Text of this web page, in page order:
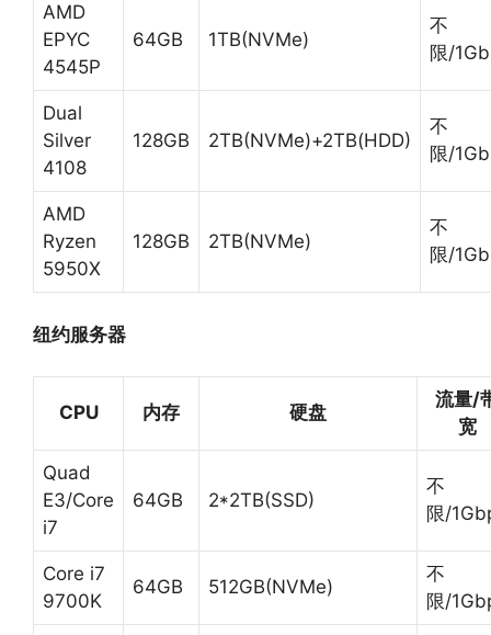
AMD
EPYC
4545P
64GB 1TB(NVMe)
不
限/
Dual
Silver
4108
128GB 2TB(NVMe)+2TB(HDD)
不
限/
AMD
Ryzen
5950X
128GB 2TB(NVMe)
不
限/
纽约服务器
CPU 内存 硬盘
流量/
宽
Quad
E3/Core
i7
64GB 2*2TB(SSD)
不
限/
Core i7
9700K
64GB 512GB(NVMe)
不
限/